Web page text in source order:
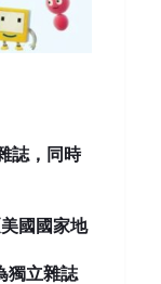
誌 ，同時
美國國家地
獨立雜誌